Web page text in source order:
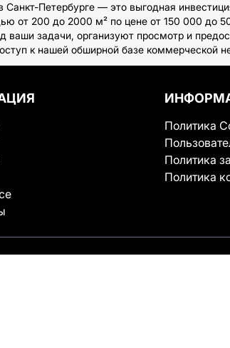
Петербурге — это выгодная
от 200 до 2000 м² по цене от 150 000 до
задачи, организуют просмотр и
к нашей обширной базе коммерческой
Политика
Политика
Политика